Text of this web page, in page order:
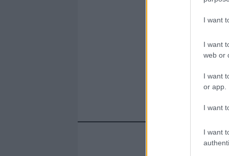
I want
I want
web or
I want
or app.
I want
I want